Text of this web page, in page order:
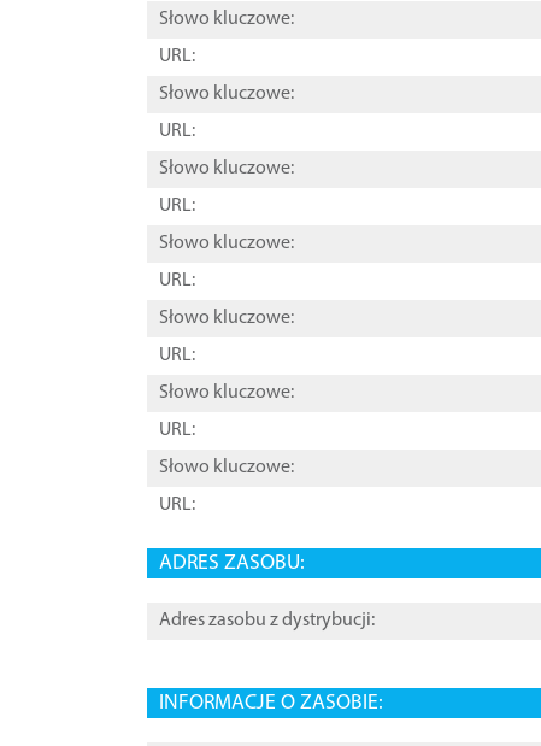
Słowo kluczowe:
URL:
Słowo kluczowe:
URL:
Słowo kluczowe:
URL:
Słowo kluczowe:
URL:
Słowo kluczowe:
URL:
Słowo kluczowe:
URL:
Słowo kluczowe:
URL:
ADRES ZASOBU:
Adres zasobu z dystrybucji:
INFORMACJE O ZASOBIE: